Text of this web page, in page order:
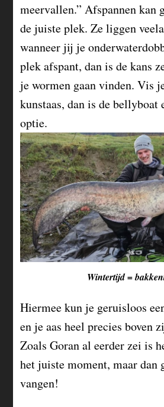
meervallen.” Afspannen kan
de juiste plek. Ze liggen
wanneer jij je
plek afspant, dan is de kans
je wormen gaan vinden. Vis
kunstaas, dan is de bellyboat
optie.
Wintertijd =
Hiermee kun je geruisloos
en je aas heel precies boven
Zoals Goran al eerder zei is
het juiste moment, maar dan
vangen!